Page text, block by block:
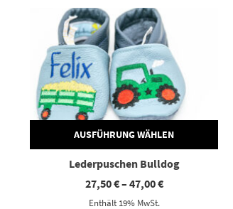
AUSFÜHRUNG WÄHLEN
Lederpuschen Bulldog
27,50€– 47,00€Preisspanne:
Enthält 19% MwSt.